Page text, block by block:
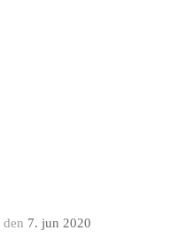
den 7. jun 2020